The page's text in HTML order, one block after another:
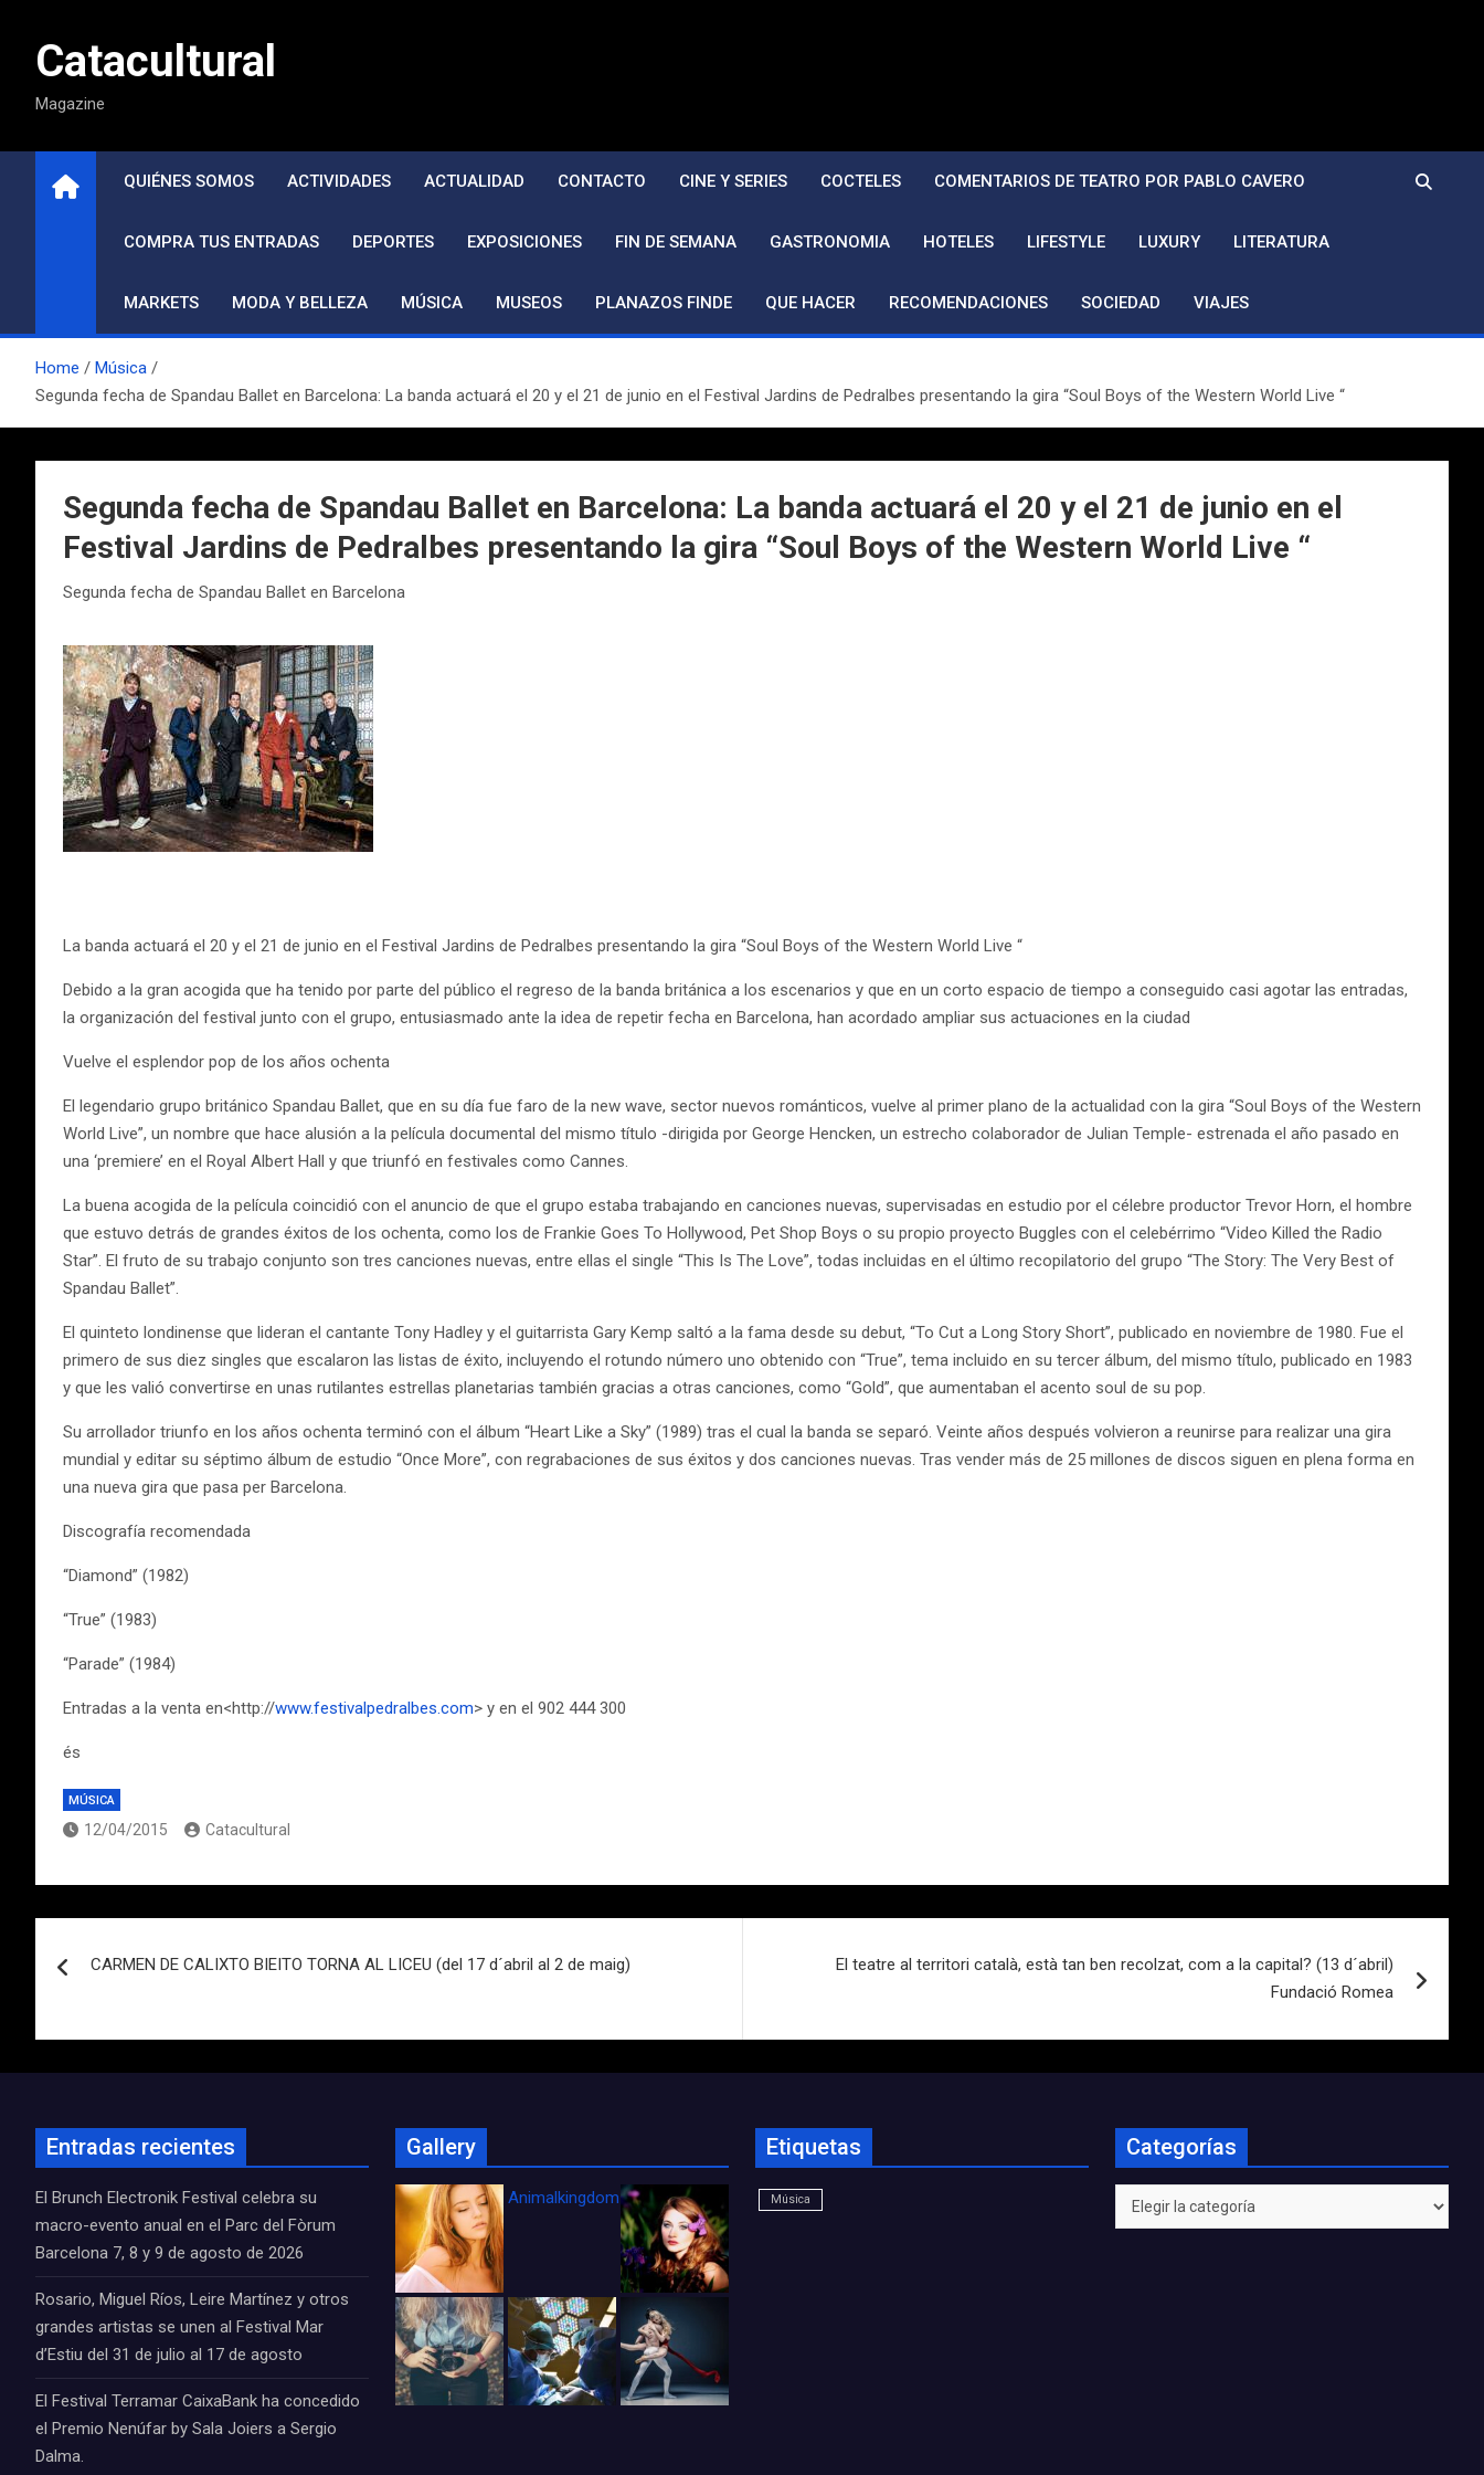
contenidoCatacultural
Magazine
QUIÉNES SOMOS ACTIVIDADES ACTUALIDAD CONTACTO CINE Y SERIES COCTELES COMENTARIOS DE TEATRO POR PABLO CAVERO
COMPRA TUS ENTRADAS DEPORTES EXPOSICIONES FIN DE SEMANA GASTRONOMIA HOTELES LIFESTYLE LUXURY LITERATURA
MARKETS MODA Y BELLEZA MÚSICA MUSEOS PLANAZOS FINDE QUE HACER RECOMENDACIONES SOCIEDAD VIAJES
Home
Música
Segunda fecha de Spandau Ballet en Barcelona: La banda actuará el 20 y el 21 de junio en el Festival Jardins de Pedralbes presentando la gira “Soul Boys of the Western World Live “
Segunda fecha de Spandau Ballet en Barcelona: La banda actuará el 20 y el 21 de junio en el
Festival Jardins de Pedralbes presentando la gira “Soul Boys of the Western World Live “
Segunda fecha de Spandau Ballet en Barcelona
La banda actuará el 20 y el 21 de junio en el Festival Jardins de Pedralbes presentando la gira “Soul Boys of the Western World Live “
Debido a la gran acogida que ha tenido por parte del público el regreso de la banda británica a los escenarios y que en un corto espacio de tiempo a conseguido casi agotar las entradas,
la organización del festival junto con el grupo, entusiasmado ante la idea de repetir fecha en Barcelona, han acordado ampliar sus actuaciones en la ciudad
Vuelve el esplendor pop de los años ochenta
El legendario grupo británico Spandau Ballet, que en su día fue faro de la new wave, sector nuevos románticos, vuelve al primer plano de la actualidad con la gira “Soul Boys of the Western
World Live”, un nombre que hace alusión a la película documental del mismo título -dirigida por George Hencken, un estrecho colaborador de Julian Temple- estrenada el año pasado en
una ‘premiere’ en el Royal Albert Hall y que triunfó en festivales como Cannes.
La buena acogida de la película coincidió con el anuncio de que el grupo estaba trabajando en canciones nuevas, supervisadas en estudio por el célebre productor Trevor Horn, el hombre
que estuvo detrás de grandes éxitos de los ochenta, como los de Frankie Goes To Hollywood, Pet Shop Boys o su propio proyecto Buggles con el celebérrimo “Video Killed the Radio
Star”. El fruto de su trabajo conjunto son tres canciones nuevas, entre ellas el single “This Is The Love”, todas incluidas en el último recopilatorio del grupo “The Story: The Very Best of
Spandau Ballet”.
El quinteto londinense que lideran el cantante Tony Hadley y el guitarrista Gary Kemp saltó a la fama desde su debut, “To Cut a Long Story Short”, publicado en noviembre de 1980. Fue el
primero de sus diez singles que escalaron las listas de éxito, incluyendo el rotundo número uno obtenido con “True”, tema incluido en su tercer álbum, del mismo título, publicado en 1983
y que les valió convertirse en unas rutilantes estrellas planetarias también gracias a otras canciones, como “Gold”, que aumentaban el acento soul de su pop.
Su arrollador triunfo en los años ochenta terminó con el álbum “Heart Like a Sky” (1989) tras el cual la banda se separó. Veinte años después volvieron a reunirse para realizar una gira
mundial y editar su séptimo álbum de estudio “Once More”, con regrabaciones de sus éxitos y dos canciones nuevas. Tras vender más de 25 millones de discos siguen en plena forma en
una nueva gira que pasa per Barcelona.
Discografía recomendada
“Diamond” (1982)
“True” (1983)
“Parade” (1984)
Entradas a la venta en<http://www.festivalpedralbes.com> y en el 902 444 300
és
MÚSICA
12/04/2015 Catacultural
de
entradas
CARMEN DE CALIXTO BIEITO TORNA AL LICEU (del 17 d´abril al 2 de maig)
El teatre al territori català, està tan ben recolzat, com a la capital? (13 d´abril)
Fundació Romea
Entradas recientes
El Brunch Electronik Festival celebra su
macro-evento anual en el Parc del Fòrum
Barcelona 7, 8 y 9 de agosto de 2026
Rosario, Miguel Ríos, Leire Martínez y otros
grandes artistas se unen al Festival Mar
d’Estiu del 31 de julio al 17 de agosto
El Festival Terramar CaixaBank ha concedido
el Premio Nenúfar by Sala Joiers a Sergio
Dalma.
Gallery
Animalkingdom_FichaCine
Etiquetas
Música
Categorías
Categorías